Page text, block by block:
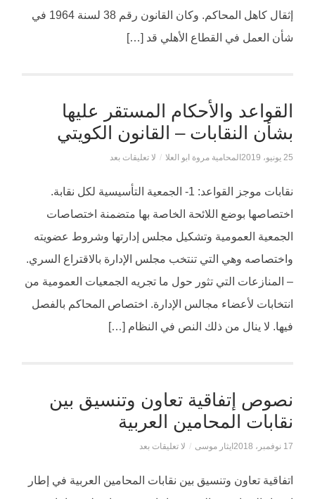
إثقال كاهل المحاكم. وكان القانون رقم 38 لسنة 1964 في
شأن العمل في القطاع الأهلي قد […]
القواعد والأحكام المستقر عليها
بشأن النقابات – القانون الكويتي
25 يونيو، 2019 المحامية مروة ابو العلا / لا تعليقات بعد
نقابات موجز القواعد: 1- الجمعية التأسيسية لكل نقابة.
اختصاصها بوضع اللائحة الخاصة بها متضمنة اختصاصات
الجمعية العمومية وتشكيل مجلس إدارتها وشروط عضويته
واختصاصه وهي التي تنتخب مجلس الإدارة بالاقتراع السري.
– المنازعات التي تثور حول ما تجريه الجمعيات العمومية من
انتخابات لأعضاء مجالس الإدارة. اختصاص المحاكم بالفصل
فيها. لا ينال من ذلك النص في النظام […]
نصوص إتفاقية تعاون وتنسيق بين
نقابات المحامين العربية
17 نوفمبر، 2018 ايثار موسى / لا تعليقات بعد
اتفاقية تعاون وتنسيق بين نقابات المحامين العربية في إطار